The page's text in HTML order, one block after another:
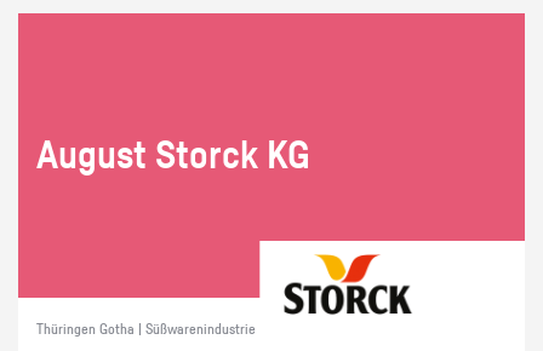
Au­gust Storck KG
Thüringen Gotha | Süßwarenindustrie